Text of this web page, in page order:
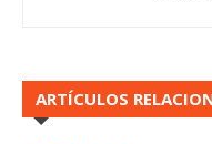
ARTÍCULOS